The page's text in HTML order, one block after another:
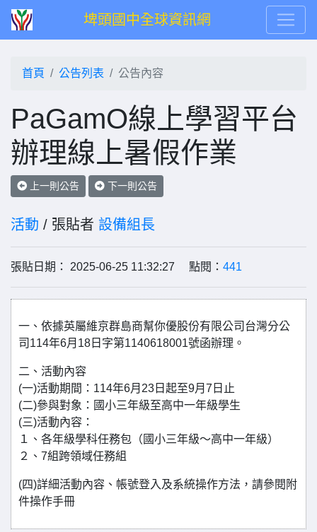
埤頭國中全球資訊網
首頁 公告列表 公告內容
PaGamO線上學習平台
辦理線上暑假作業
上一則公告 下一則公告
活動 / 張貼者 設備組長
張貼日期： 2025-06-25 11:32:27 點閱： 441
一、依據英屬維京群島商幫你優股份有限公司台灣分公
司114年6月18日字第1140618001號函辦理。
二、活動內容
(一)活動期間：114年6月23日起至9月7日止
(二)參與對象：國小三年級至高中一年級學生
(三)活動內容：
１、各年級學科任務包（國小三年級～高中一年級）
２、7組跨領域任務組
(四)詳細活動內容、帳號登入及系統操作方法，請參閱附
件操作手冊